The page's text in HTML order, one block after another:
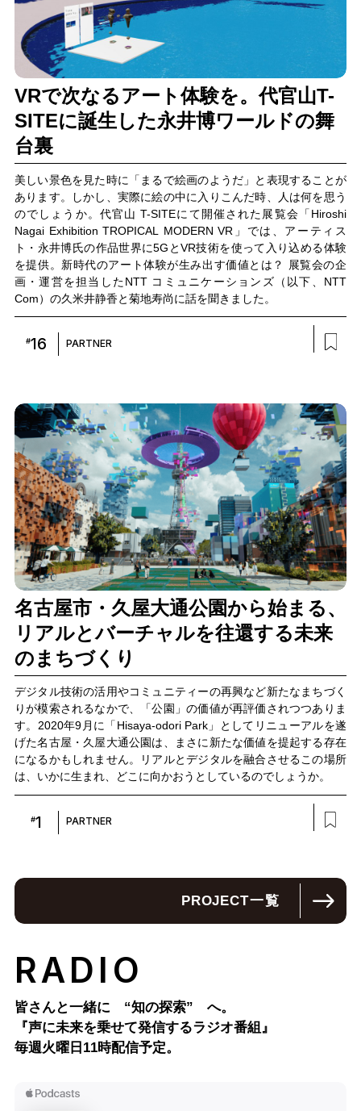
VRで次なるアート体験を。代官山T-
SITEに誕生した永井博ワールドの舞
台裏
美しい景色を見た時に「まるで絵画のようだ」と表現することが
あります。しかし、実際に絵の中に入りこんだ時、人は何を思う
のでしょうか。代官山 T-SITEにて開催された展覧会「Hiroshi
Nagai Exhibition TROPICAL MODERN VR」では、アーティス
ト・永井博氏の作品世界に5GとVR技術を使って入り込める体験
を提供。新時代のアート体験が生み出す価値とは？ 展覧会の企
画・運営を担当したNTT コミュニケーションズ（以下、NTT
Com）の久米井静香と菊地寿尚に話を聞きました。
#16 PARTNER
名古屋市・久屋大通公園から始まる、
リアルとバーチャルを往還する未来
のまちづくり
デジタル技術の活用やコミュニティーの再興など新たなまちづく
りが模索されるなかで、「公園」の価値が再評価されつつありま
す。2020年9月に「Hisaya-odori Park」としてリニューアルを遂
げた名古屋・久屋大通公園は、まさに新たな価値を提起する存在
になるかもしれません。リアルとデジタルを融合させるこの場所
は、いかに生まれ、どこに向かおうとしているのでしょうか。
#1 PARTNER
PROJECT一覧
RADIO
皆さんと一緒に “知の探索” へ。
『声に未来を乗せて発信するラジオ番組』
毎週火曜日11時配信予定。